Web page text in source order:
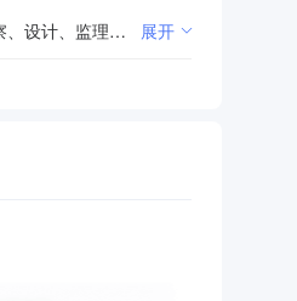
一般项目：工程管理服务；政府采购代理服务；招投标代理服务；信息技术咨询服务；信息系统集成服务；工程技术服务（规划管理、勘察、设计、监理除外）；对外承包工程；园林绿化工程施工；土地调查评估服务；资产评估；科技中介服务；工程造价咨询业务（除依法须经批准的项目外，凭营业执照依法自主开展经营活动）。许可项目：建设工程监理；房屋建筑和市政基础设施项目工程总承包；地质灾害治理工程施工；司法鉴定服务（依法须经批准的项目，经相关部门批准后方可开展经营活动，具体经营项目以审批结果为准）。 展开